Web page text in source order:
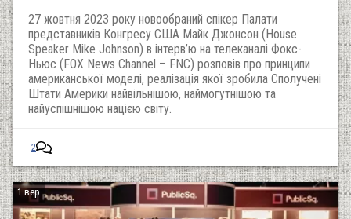
27 жовтня 2023 року новообраний спікер Палати
представників Конгресу США Майк Джонсон (House
Speaker Mike Johnson) в інтерв’ю на телеканалі Фокс-
Ньюс (FOX News Channel – FNC) розповів про принципи
американської моделі, реалізація якої зробила Сполучені
Штати Америки найвільнішою, наймогутнішою та
найуспішнішою нацією світу.
2
1 вер